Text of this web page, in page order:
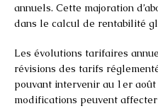
annuels. Cette majoration
dans le calcul de rentabilité
Les évolutions tarifaires
révisions des tarifs
pouvant intervenir au 1er août
modifications peuvent